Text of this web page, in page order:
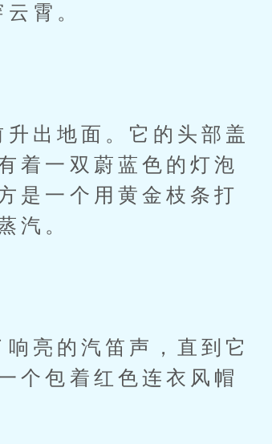
霄。
出地面。它的头部盖
着一双蔚蓝色的灯泡
是一个用黄金枝条打
汽。
亮的汽笛声，直到它
个包着红色连衣风帽